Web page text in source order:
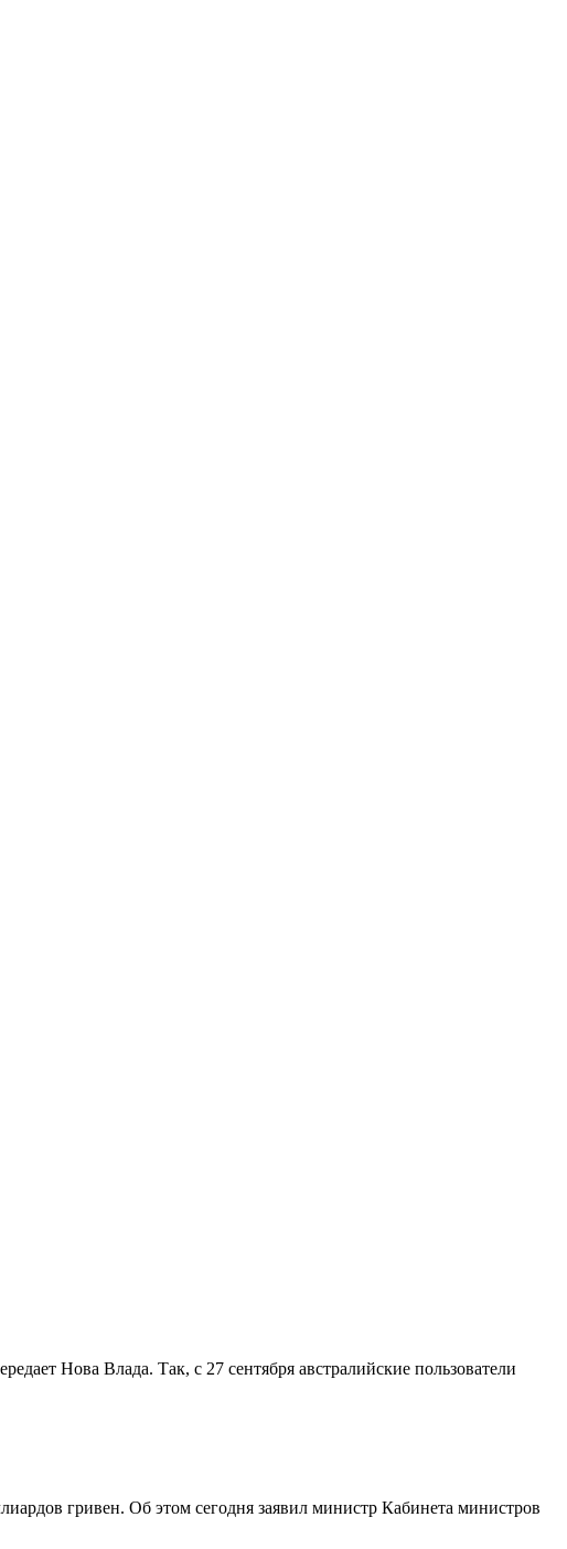
Нова Влада. Так, с 27 сентября австралийские пользователи
гривен. Об этом сегодня заявил министр Кабинета министров